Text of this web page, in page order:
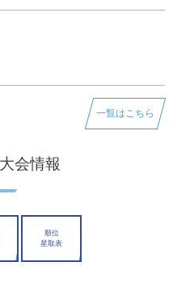
一覧はこちら
会情報
順位
星取表